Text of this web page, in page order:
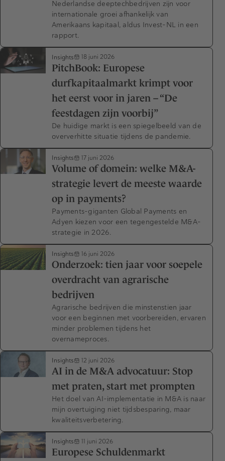
Nederlandse deeptechbedrijven zijn voor
internationale groei afhankelijk van
Amerikaans kapitaal, aldus Invest-NL in een
rapport.
Insights 18 juni 2026
PitchBook: Europese
durfkapitaalmarkt krimpt voor
het eerst voor in jaren – “De
feestdagen zijn voorbij”
De huidige markt is een spiegelbeeld van de
oververhitte situatie tijdens de pandemie.
Insights 17 juni 2026
Volume of domein: welke M&A-
strategie levert de meeste waarde
op in payments?
Payments-giganten Global Payments en
Adyen kiezen voor een tegengestelde M&A-
strategie in 2026.
Insights 16 juni 2026
Onderzoek: tien jaar voor soepele
overdracht van agrarische
bedrijven
Agrarische bedrijven die minstenstien jaar
voor een beginnen met voorbereiden, ervaren
minder problemen tijdens het
overnameproces.
Insights 12 juni 2026
AI in de M&A advocatuur: Stop
met praten, start met prompten
Het doel van AI-implementatie in M&A is naar
mijn overtuiging niet tijdsbesparing, maar
kwaliteitsverbetering.
Insights 11 juni 2026
Europese Schuldenmarkt